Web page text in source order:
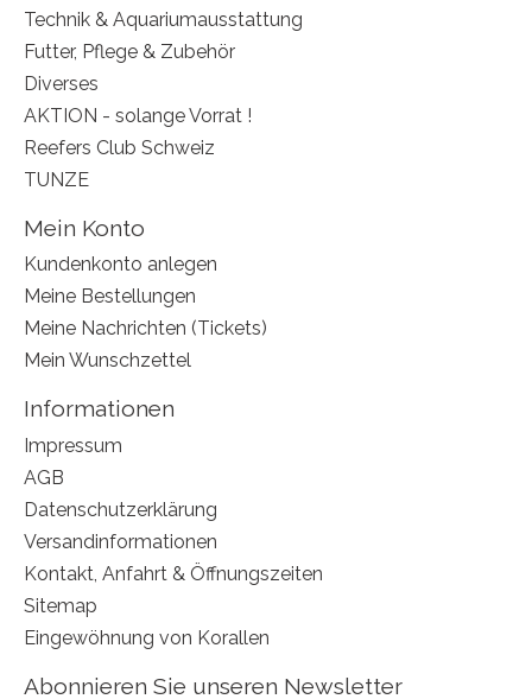
Technik & Aquariumausstattung
Futter, Pflege & Zubehör
Diverses
AKTION - solange Vorrat !
Reefers Club Schweiz
TUNZE
Mein Konto
Kundenkonto anlegen
Meine Bestellungen
Meine Nachrichten (Tickets)
Mein Wunschzettel
Informationen
Impressum
AGB
Datenschutzerklärung
Versandinformationen
Kontakt, Anfahrt & Öffnungszeiten
Sitemap
Eingewöhnung von Korallen
Abonnieren Sie unseren Newsletter